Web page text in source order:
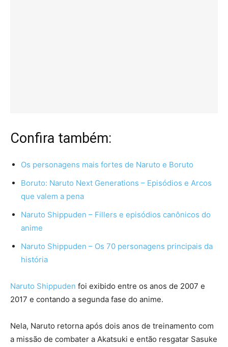
Confira também:
Os personagens mais fortes de Naruto e Boruto
Boruto: Naruto Next Generations – Episódios e Arcos
que valem a pena
Naruto Shippuden – Fillers e episódios canônicos do
anime
Naruto Shippuden – Os 70 personagens principais da
história
Naruto Shippuden foi exibido entre os anos de 2007 e
2017 e contando a segunda fase do anime.
Nela, Naruto retorna após dois anos de treinamento com
a missão de combater a Akatsuki e então resgatar Sasuke